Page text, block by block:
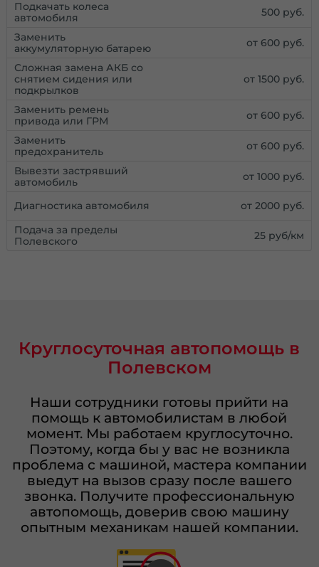
Подкачать колеса
автомобиля
500 руб.
Заменить
аккумуляторную батарею
от 600 руб.
Сложная замена АКБ со
снятием сидения или
подкрылков
от 1500 руб.
Заменить ремень
привода или ГРМ
от 600 руб.
Заменить
предохранитель
от 600 руб.
Вывезти застрявший
автомобиль
от 1000 руб.
Диагностика автомобиля от 2000 руб.
Подача за пределы
Полевского
25 руб/км
Круглосуточная автопомощь в
Полевском
Наши сотрудники готовы прийти на
помощь к автомобилистам в любой
момент. Мы работаем круглосуточно.
Поэтому, когда бы у вас не возникла
проблема с машиной, мастера компании
выедут на вызов сразу после вашего
звонка. Получите профессиональную
автопомощь, доверив свою машину
опытным механикам нашей компании.